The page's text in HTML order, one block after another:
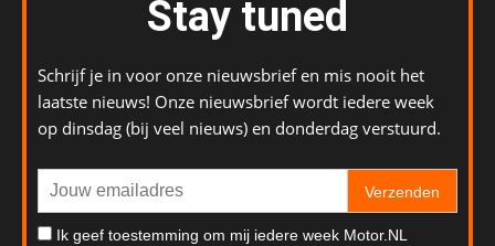
Stay tuned
Schrijf je in voor onze nieuwsbrief en mis nooit het
laatste nieuws! Onze nieuwsbrief wordt iedere week
op dinsdag (bij veel nieuws) en donderdag verstuurd.
Verzenden
Ik geef toestemming om mij iedere week Motor.NL